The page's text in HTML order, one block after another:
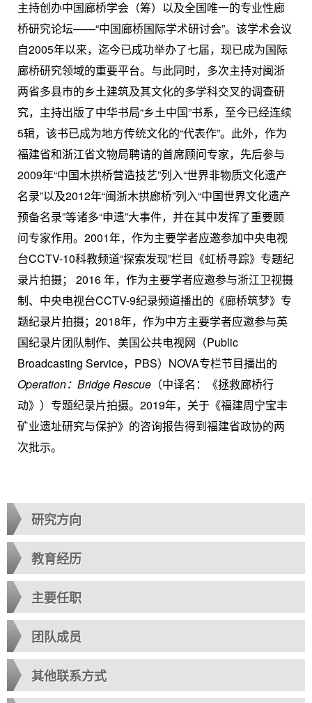
主持创办中国廊桥学会（筹）以及全国唯一的专业性廊
桥研究论坛——“中国廊桥国际学术研讨会”。该学术会议
自2005年以来，迄今已成功举办了七届，现已成为国际
廊桥研究领域的重要平台。与此同时，多次主持对闽浙
两省多县市的乡土建筑及其文化的多学科交叉的调查研
究，主持出版了中华书局“乡土中国”书系，至今已经连续
5辑，该书已成为地方传统文化的“代表作”。此外，作为
福建省和浙江省文物局聘请的首席顾问专家，先后参与
2009年“中国木拱桥营造技艺”列入“世界非物质文化遗产
名录”以及2012年“闽浙木拱廊桥”列入“中国世界文化遗产
预备名录”等诸多“申遗”大事件，并在其中发挥了重要顾
问专家作用。 2001年，作为主要学者应邀参加中央电视
台CCTV-10科教频道“探索发现”栏目《虹桥寻踪》专题纪
录片拍摄；
2016年，作为主要学者应邀参与浙江卫视摄
制、中央电视台CCTV-9纪录频道播出的《廊桥筑梦》专
题纪录片拍摄； 2018年，作为中方主要学者应邀参与英
国纪录片团队制作、美国公共电视网（Public
Broadcasting Service， PBS） NOVA专栏节目播出的
Operation： Bridge Rescue （中译名：《拯救廊桥行
动》）专题纪录片拍摄。 2019年，关于《福建周宁宝丰
矿业遗址研究与保护》的咨询报告得到福建省政协的两
次批示。
研究方向
教育经历
主要任职
团队成员
其他联系方式